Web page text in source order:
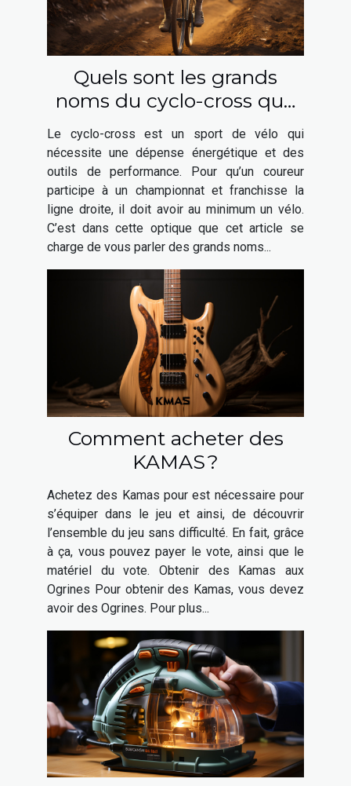
Quels sont les grands
noms du cyclo-cross que
vous pouvez choisir ?
Le cyclo-cross est un sport de vélo qui
nécessite une dépense énergétique et des
outils de performance. Pour qu’un coureur
participe à un championnat et franchisse la
ligne droite, il doit avoir au minimum un vélo.
C’est dans cette optique que cet article se
charge de vous parler des grands noms...
Comment acheter des
KAMAS ?
Achetez des Kamas pour est nécessaire pour
s’équiper dans le jeu et ainsi, de découvrir
l’ensemble du jeu sans difficulté. En fait, grâce
à ça, vous pouvez payer le vote, ainsi que le
matériel du vote. Obtenir des Kamas aux
Ogrines Pour obtenir des Kamas, vous devez
avoir des Ogrines. Pour plus...